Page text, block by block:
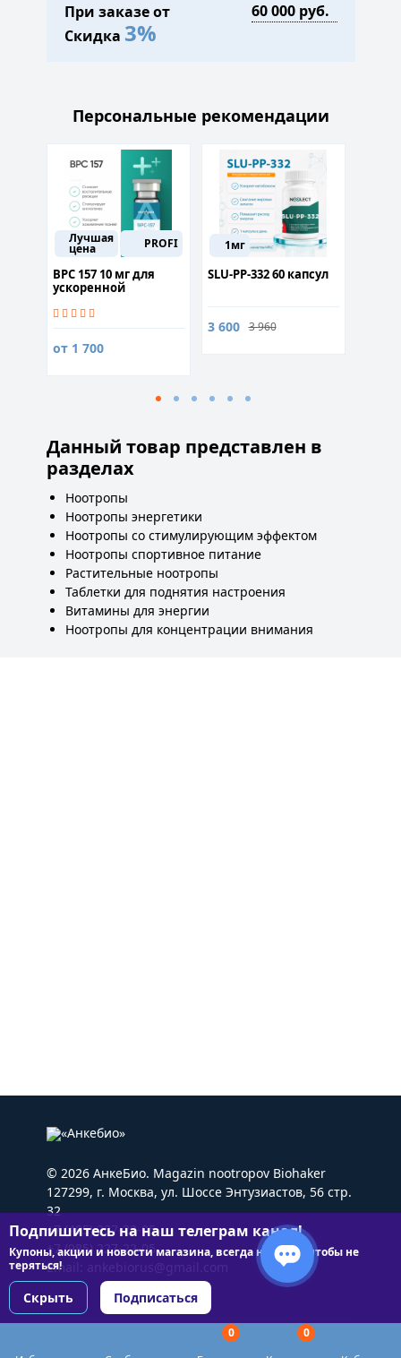
0
0
При заказе от
Скидка 3%
Персональные рекомендации
Лучшая
цена PROFI
BPC 157 10 мг для
ускоренной
защиты от токсинов
от 1 700
1мг
SLU-PP-332 60 капсул
3 600 3 960
Данный товар представлен в
разделах
Ноотропы
Ноотропы энергетики
Ноотропы со стимулирующим эффектом
Ноотропы спортивное питание
Растительные ноотропы
Таблетки для поднятия настроения
Витамины для энергии
Ноотропы для концентрации внимания
© 2026 АнкеБио. Magazin nootropov Biohaker
127299, г. Москва, ул. Шоссе Энтузиастов, 56 стр.
32
+7 (495) 227-22-05
+7 (985) 227-22-05
Email: ankebiorus@gmail.com
Подпишитесь на наш телеграм канал!
Купоны, акции и новости магазина, всегда на связи чтобы не
теряться!
Скрыть Подписаться